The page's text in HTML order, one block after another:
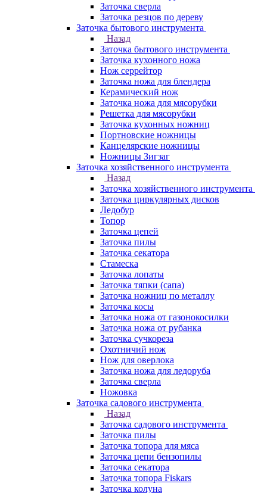
Заточка сверла
Заточка резцов по дереву
Заточка бытового инструмента
Назад
Заточка бытового инструмента
Заточка кухонного ножа
Нож серрейтор
Заточка ножа для блендера
Керамический нож
Заточка ножа для мясорубки
Решетка для мясорубки
Заточка кухонных ножниц
Портновские ножницы
Канцелярские ножницы
Ножницы Зигзаг
Заточка хозяйственного инструмента
Назад
Заточка хозяйственного инструмента
Заточка циркулярных дисков
Ледобур
Топор
Заточка цепей
Заточка пилы
Заточка секатора
Стамеска
Заточка лопаты
Заточка тяпки (сапа)
Заточка ножниц по металлу
Заточка косы
Заточка ножа от газонокосилки
Заточка ножа от рубанка
Заточка сучкореза
Охотничий нож
Нож для оверлока
Заточка ножа для ледоруба
Заточка сверла
Ножовка
Заточка садового инструмента
Назад
Заточка садового инструмента
Заточка пилы
Заточка топора для мяса
Заточка цепи бензопилы
Заточка секатора
Заточка топора Fiskars
Заточка колуна